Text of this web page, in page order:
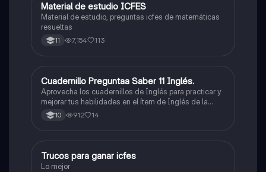
ICFES: Matemáticas
Material de estudio ICFES
Material de estudio, preguntas icfes de matemáticas
resueltas
11 7,154 113
ICFES: Inglés
Cuadernillo Preguntaa Saber 11 Inglés.
Aprovecha los cuadernillos de Inglés para practicar y
mejorar tus habilidades en el ítem de Inglés de la
Prueba Saber 11. 🫡
10 912 14
Química
Trucos para ganar icfes
Lo mejor